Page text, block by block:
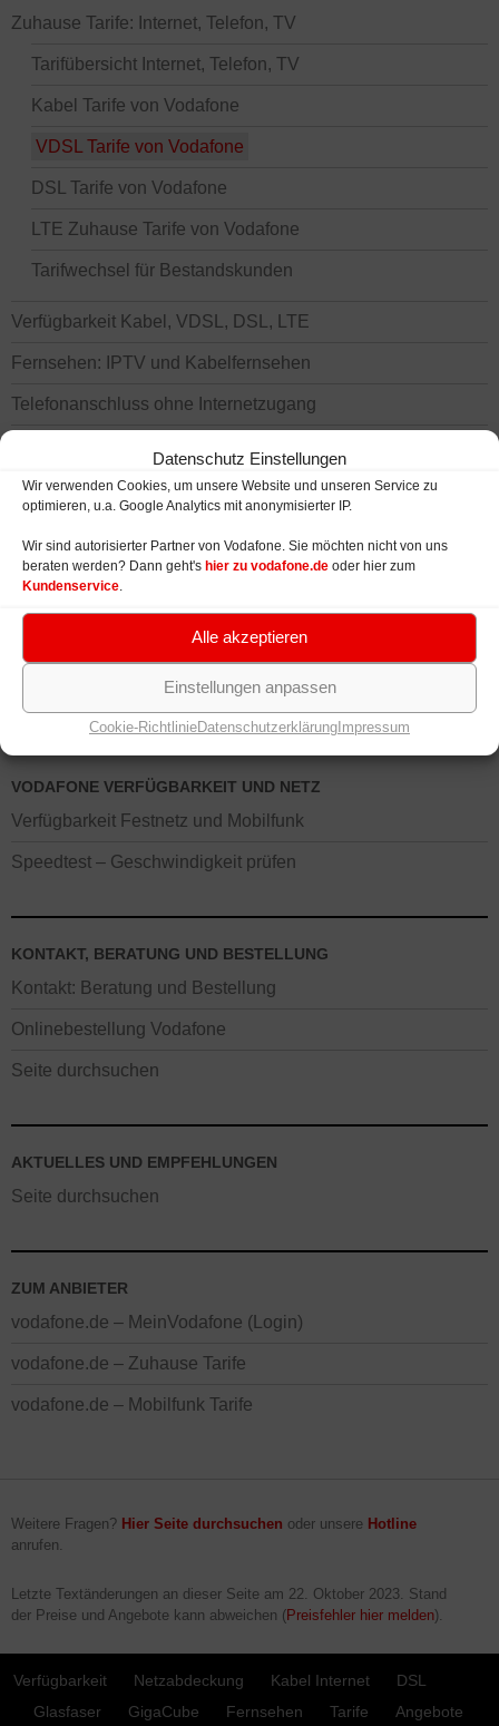
Datenschutz Einstellungen
Wir verwenden Cookies, um unsere Website und unseren Service zu
optimieren, u.a. Google Analytics mit anonymisierter IP.
Wir sind autorisierter Partner von Vodafone. Sie möchten nicht von uns
beraten werden? Dann geht's hier zu vodafone.de oder hier zum
Kundenservice
Alle akzeptieren
Einstellungen anpassen
Cookie-RichtlinieDatenschutzerklärungImpressum
Zuhause Tarife: Internet, Telefon, TV
Tarifübersicht Internet, Telefon, TV
Kabel Tarife von Vodafone
VDSL Tarife von Vodafone
DSL Tarife von Vodafone
LTE Zuhause Tarife von Vodafone
Tarifwechsel für Bestandskunden
Verfügbarkeit Kabel, VDSL, DSL, LTE
Fernsehen: IPTV und Kabelfernsehen
Telefonanschluss ohne Internetzugang
VODAFONE MOBILFUNK TARIFE
Smartphone & Datentarife
Smartphones / Handys
Tablets bei Vodafone
Netzabdeckung: LTE, HSPA, UMTS
VODAFONE VERFÜGBARKEIT UND NETZ
Verfügbarkeit Festnetz und Mobilfunk
Speedtest – Geschwindigkeit prüfen
KONTAKT, BERATUNG UND BESTELLUNG
Kontakt: Beratung und Bestellung
Onlinebestellung Vodafone
Seite durchsuchen
AKTUELLES UND EMPFEHLUNGEN
Seite durchsuchen
ZUM ANBIETER
vodafone.de – MeinVodafone (Login)
vodafone.de – Zuhause Tarife
vodafone.de – Mobilfunk Tarife
Weitere Fragen? Hier Seite durchsuchen oder unsere Hotline
anrufen.
Letzte Textänderungen an dieser Seite am 22. Oktober 2023. Stand
der Preise und Angebote kann abweichen (Preisfehler hier melden).
Verfügbarkeit Netzabdeckung Kabel Internet
DSL
Glasfaser
GigaCube Fernsehen Tarife Angebote